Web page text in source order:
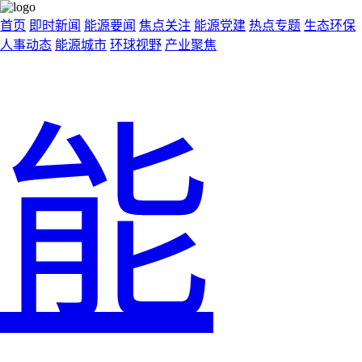
首页 即时新闻 能源要闻 焦点关注 能源党建 热点专题 生态环保
人事动态 能源城市 环球视野 产业聚焦
能